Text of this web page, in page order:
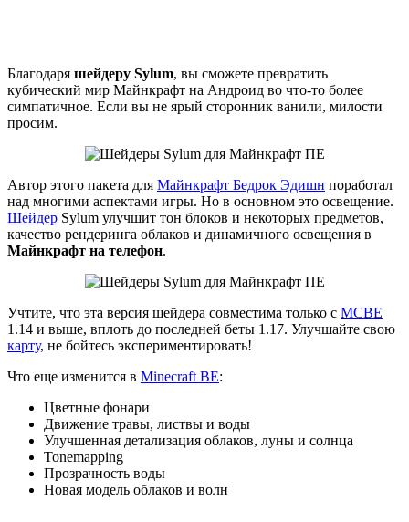
Благодаря шейдеру Sylum, вы сможете превратить
кубический мир Майнкрафт на Андроид во что-то более
симпатичное. Если вы не ярый сторонник ванили, милости
просим.
Автор этого пакета для Майнкрафт Бедрок Эдишн поработал
над многими аспектами игры. Но в основном это освещение.
Шейдер Sylum улучшит тон блоков и некоторых предметов,
качество рендеринга облаков и динамичного освещения в
Майнкрафт на телефон.
Учтите, что эта версия шейдера совместима только с MCBE
1.14 и выше, вплоть до последней беты 1.17. Улучшайте свою
карту, не бойтесь экспериментировать!
Что еще изменится в Minecraft BE:
Цветные фонари
Движение травы, листвы и воды
Улучшенная детализация облаков, луны и солнца
Tonemapping
Прозрачность воды
Новая модель облаков и волн